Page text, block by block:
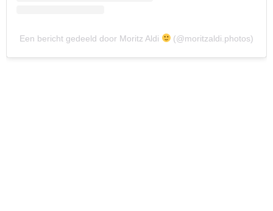
Een bericht gedeeld door Moritz Aldi (@moritzaldi.photos)